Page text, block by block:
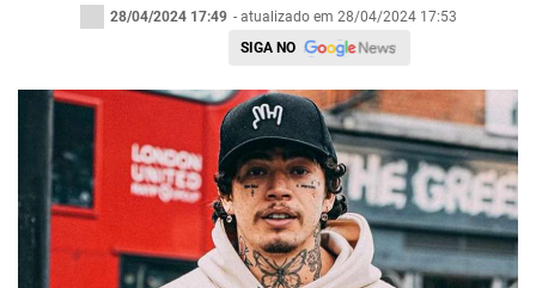
28/04/2024 17:49 - atualizado em 28/04/2024 17:53
SIGA NO